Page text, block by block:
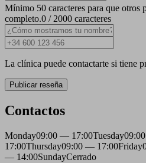
Mínimo 50 caracteres para que otros
completo.0 / 2000 caracteres
La clínica puede contactarte si tiene
Publicar reseña
Contactos
Monday09:00 — 17:00Tuesday
17:00Thursday09:00 — 17:00Friday
— 14:00SundayCerrado